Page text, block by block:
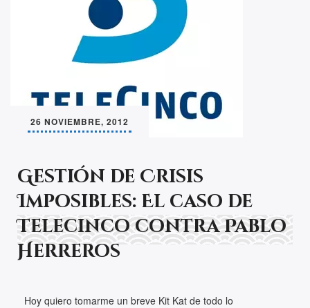
26 NOVIEMBRE, 2012
Gestión de Crisis
Imposibles: El caso de
Telecinco contra Pablo
Herreros
Hoy quiero tomarme un breve Kit Kat de todo lo